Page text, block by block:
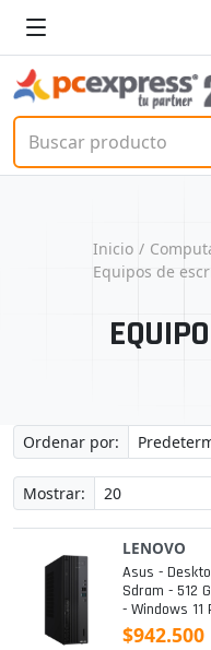
Inicio
Equipos de
Ordenar por:
Mostrar:
LENOVO
Asus -
Sdram - 512
- Windows 11
$942.500